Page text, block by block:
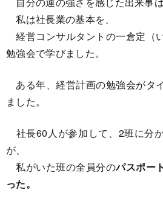
私は社長業の基本を、
経営コンサルタントの一倉定（
勉強会で学びました。
ある年、経営計画の勉強会がタ
ました。
社長60人が参加して、2班に分
が、
私がいた班の全員分のパスポー
った。